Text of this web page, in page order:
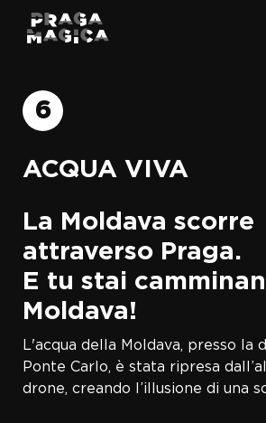
6
ACQUA VIVA
La Moldava scorre
attraverso Praga.
E tu stai
Moldava!
L'acqua della Moldava, presso la
Ponte Carlo, è stata ripresa
drone, creando l’illusione di una